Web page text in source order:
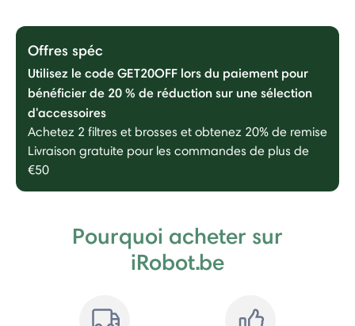
Offres spéc
Utilisez le code GET20OFF lors du paiement pour
bénéficier de 20 % de réduction sur une sélection
d'accessoires
Achetez 2 filtres et brosses et obtenez 20% de remise
Livraison gratuite pour les commandes de plus de
€50
Pourquoi acheter sur
iRobot.be